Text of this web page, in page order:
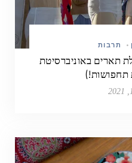
• תרבות
תארים באוניברסיטת
תחפושות!)